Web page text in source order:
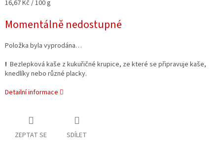
Měrná
16,67 Kč / 100 g
Momentálně nedostupné
Položka byla vyprodána…
! Bezlepková kaše z kukuřičné krupice, ze které se připravuje kaše,
knedlíky nebo různé placky.
Detailní informace
ZEPTAT SE SDÍLET